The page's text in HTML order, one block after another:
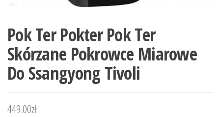
Pok Ter Pokter Pok Ter
Skórzane Pokrowce Miarowe
Do Ssangyong Tivoli
449.00zł